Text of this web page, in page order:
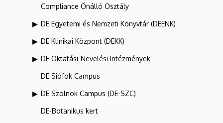
Compliance Önálló Osztály
DE Egyetemi és Nemzeti Könyvtár (DEENK)
DE Klinikai Központ (DEKK)
DE Oktatási-Nevelési Intézmények
DE Siófok Campus
DE Szolnok Campus (DE-SZC)
DE-Botanikus kert